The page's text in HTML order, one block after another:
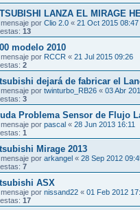
LANZA EL MIRAGE
por Clio 2.0 « 21 Oct 2015 08:47
13
modelo 2010
por RCCR « 21 Jul 2015 09:26
2
dejará de fabricar el
por twinturbo_RB26 « 03 Abr
3
Problema Sensor de Flujo
por pascal « 28 Jun 2013 16:11
1
Mirage 2013
por arkangel « 28 Sep 2012
7
ASX
por nissand22 « 01 Feb 2012
17